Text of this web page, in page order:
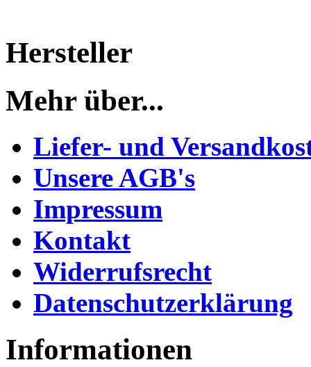
Hersteller
Mehr über...
Liefer- und
Unsere AGB's
Impressum
Kontakt
Widerrufsrecht
Datenschutzerklärung
Informationen